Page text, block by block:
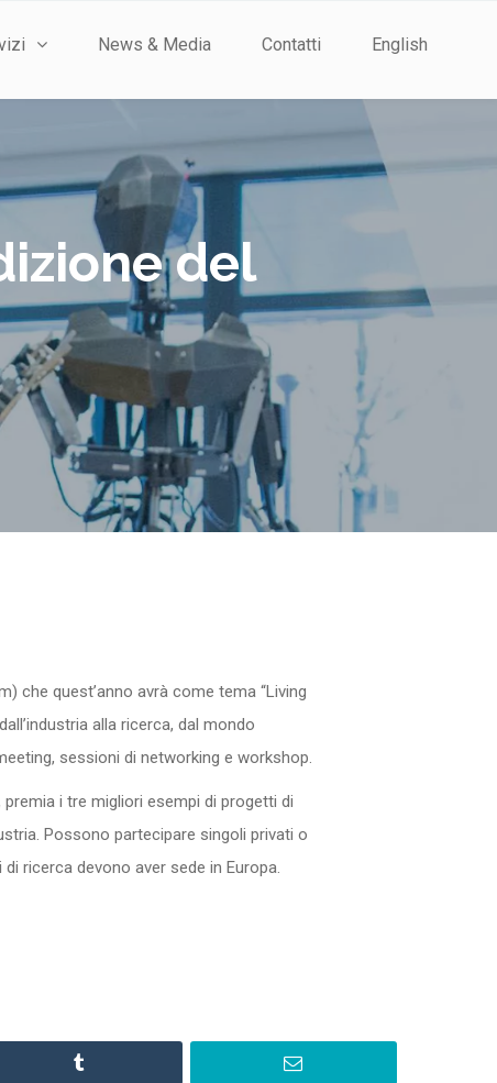
News & Media Contatti English
del
che quest’anno avrà come tema “Living
alla ricerca, dal mondo
sessioni di networking e workshop.
i tre migliori esempi di progetti di
Possono partecipare singoli privati o
ricerca devono aver sede in Europa.